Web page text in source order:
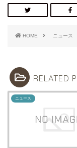
HOME ニュース
RELATED
ニュース